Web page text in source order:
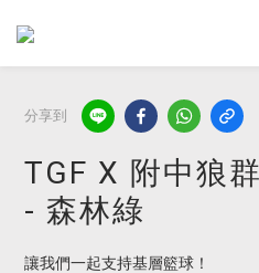
分享到
TGF X 附中狼
- 森林綠
讓我們一起支持基層籃球！